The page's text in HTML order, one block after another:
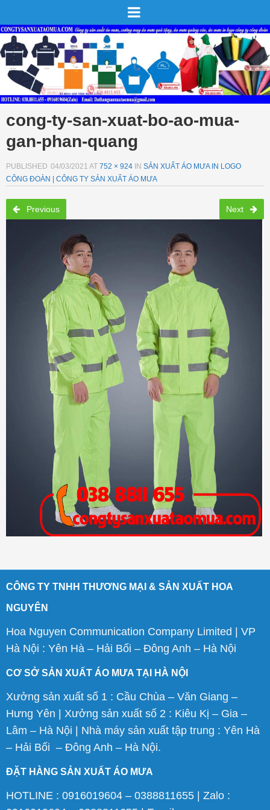
cong-ty-san-xuat-bo-ao-mua-
gan-phan-quang
PUBLISHED 04/03/2021 AT 752 × 924 IN SẢN XUẤT ÁO MƯA IN LOGO
CÔNG ĐOÀN | CÔNG TY SẢN XUẤT ÁO MƯA
Previous Next
CÔNG TY TNHH THƯƠNG MẠI & SẢN XUẤT HOA
NGUYÊN
Hoa Nguyen Communication Company Limited | VP
Hà Nội : Yên Hà – Hải Bối – Đông Anh – Hà Nội
CƠ SỞ SẢN XUẤT ÁO MƯA TẠI HÀ NỘI
Xưởng sản xuất số 1 : Cầu Chùa – Văn Giang –
Hưng Yên | Xưởng sản xuất số 2 : Kiêu Kị – Gia –
Lâm – Hà Nội | Nhà máy sản xuất tập trung : Yên Hà
– Hải Bối – Đông Anh – Hà Nội.
ĐẶT HÀNG SẢN XUẤT ÁO MƯA
HOTLINE : 0916019604 – 0388811655 | Zalo :